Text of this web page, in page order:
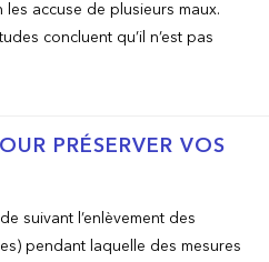
accuse de plusieurs maux.
concluent qu’il n’est pas
PRÉSERVER VOS
suivant l’enlèvement des
pendant laquelle des mesures